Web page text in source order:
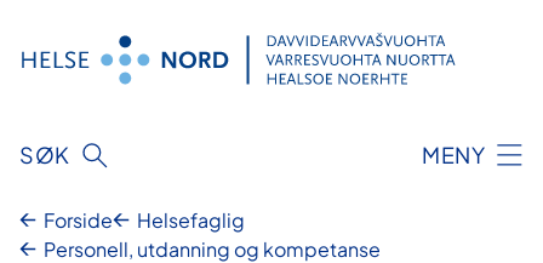
innhold
SØK MENY
Forside
Helsefaglig
Personell, utdanning og kompetanse